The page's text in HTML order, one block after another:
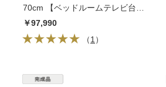
70cm 【ベッドルームテレビ台シ
リーズ】
￥97,990
（1 ）